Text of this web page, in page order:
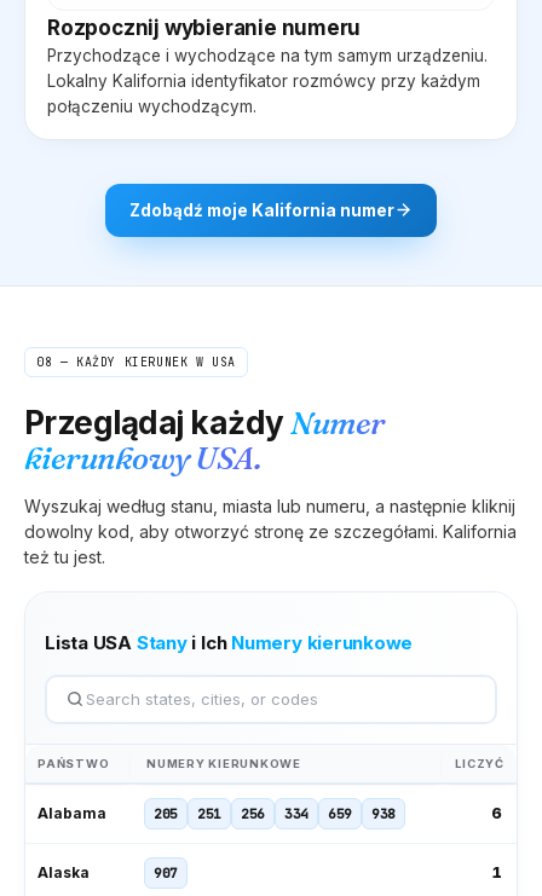
Rozpocznij wybieranie numeru
Przychodzące i wychodzące na tym samym urządzeniu.
Lokalny Kalifornia identyfikator rozmówcy przy każdym
połączeniu wychodzącym.
Zdobądź moje Kalifornia numer
08 — KAŻDY KIERUNEK W USA
Przeglądaj każdyNumer
kierunkowy USA.
Wyszukaj według stanu, miasta lub numeru, a następnie kliknij
dowolny kod, aby otworzyć stronę ze szczegółami. Kalifornia
też tu jest.
Lista USA Stanyi Ich Numery kierunkowe
PAŃSTWO NUMERY KIERUNKOWE LICZYĆ
Alabama 205 251 256 334 659 938 6
Alaska 907 1